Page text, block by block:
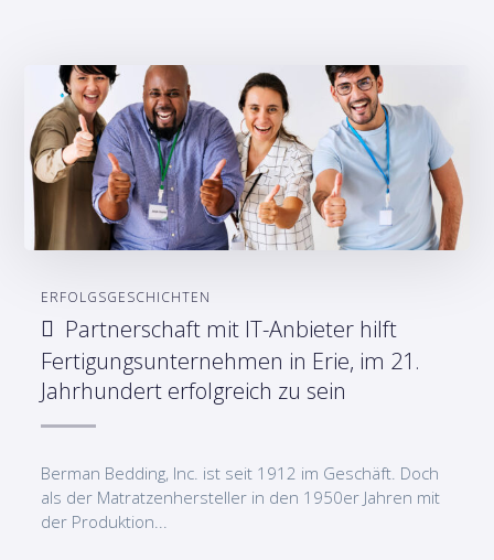
ERFOLGSGESCHICHTEN
Partnerschaft mit IT-Anbieter hilft
Fertigungsunternehmen in Erie, im 21.
Jahrhundert erfolgreich zu sein
Berman Bedding, Inc. ist seit 1912 im Geschäft. Doch
als der Matratzenhersteller in den 1950er Jahren mit
der Produktion...